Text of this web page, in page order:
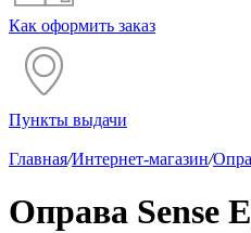
Как оформить заказ
Пункты выдачи
Главная/Интернет-магазин/
Оправа Sense